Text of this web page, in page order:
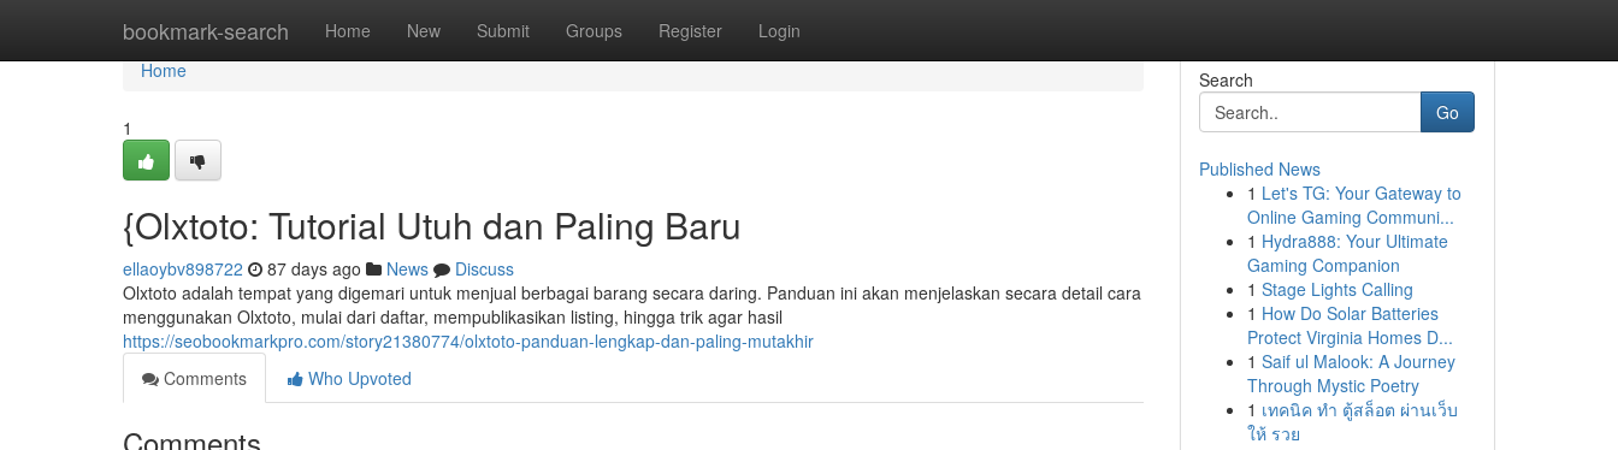
bookmark-search Home New Submit Groups Register Login
Home
Home
1
{Olxtoto: Tutorial Utuh dan Paling Baru
ellaoybv898722 87 days ago News
Discuss
Olxtoto adalah tempat yang digemari untuk menjual berbagai barang secara daring. Panduan ini akan menjelaskan secara detail cara
menggunakan Olxtoto, mulai dari daftar, mempublikasikan listing, hingga trik agar hasil
https://seobookmarkpro.com/story21380774/olxtoto-panduan-lengkap-dan-paling-mutakhir
Comments
Who Upvoted
Search
Go
Published News
1 Let's TG: Your Gateway to
Online Gaming Communi...
1 Hydra888: Your Ultimate
Gaming Companion
1 Stage Lights Calling
1 How Do Solar Batteries
Protect Virginia Homes D...
1 Saif ul Malook: A Journey
Through Mystic Poetry
1 เทคนิค ทำ ตู้สล็อต ผ่านเว็บ
ให้ รวย